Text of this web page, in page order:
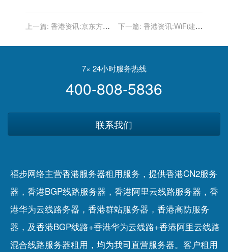
上一篇: 香港资讯:京东方回
不对单一客户做评论
下一篇: 香港资讯:WiFi建在
究竟有多远？
7× 24小时服务热线
400-808-5836
联系我们
福步网络主营香港服务器租用服务，提供香港CN2服务
器，香港BGP线路服务器，香港阿里云线路服务器，香
港华为云线路务器，香港群站服务器，香港高防服务
器，及香港BGP线路+香港华为云线路+香港阿里云线路
混合线路服务器租用，均为我司直营服务器。客户租用